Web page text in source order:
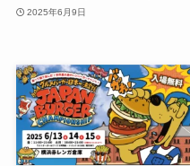
2025年6月9日